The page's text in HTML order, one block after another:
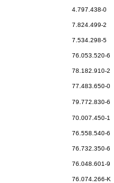
4.797.438-0
7.824.499-2
7.534.298-5
76.053.520-6
78.182.910-2
77.483.650-0
79.772.830-6
70.007.450-1
76.558.540-6
76.732.350-6
76.048.601-9
76.074.266-K